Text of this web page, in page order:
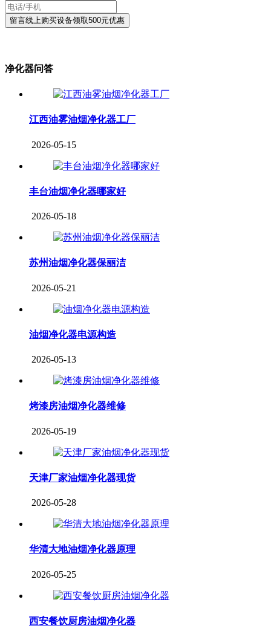
净化器问答
江西油雾油烟净化器工厂
2026-05-15
丰台油烟净化器哪家好
2026-05-18
苏州油烟净化器保丽洁
2026-05-21
油烟净化器电源构造
2026-05-13
烤漆房油烟净化器维修
2026-05-19
天津厂家油烟净化器现货
2026-05-28
华清大地油烟净化器原理
2026-05-25
西安餐饮厨房油烟净化器